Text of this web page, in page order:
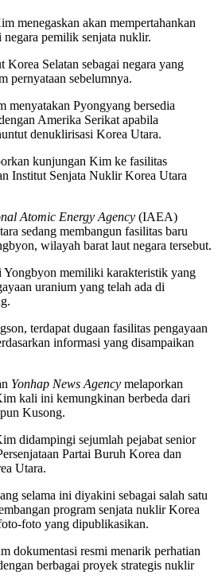
menegaskan akan mempertahankan
negara pemilik senjata nuklir.
Selatan sebagai negara yang
pernyataan sebelumnya.
menyatakan Pyongyang bersedia
Amerika Serikat apabila
denuklirisasi Korea Utara.
kunjungan Kim ke fasilitas
Institut Senjata Nuklir Korea Utara
Atomic Energy Agency (IAEA)
sedang membangun fasilitas baru
wilayah barat laut negara tersebut.
memiliki karakteristik yang
uranium yang telah ada di
terdapat dugaan fasilitas pengayaan
informasi yang disampaikan
Yonhap News Agency melaporkan
kali ini kemungkinan berbeda dari
Kusong.
didampingi sejumlah pejabat senior
Partai Buruh Korea dan
Utara.
selama ini diyakini sebagai salah satu
program senjata nuklir Korea
foto yang dipublikasikan.
dokumentasi resmi menarik perhatian
berbagai proyek strategis nuklir